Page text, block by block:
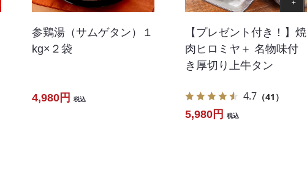
参鶏湯（サムゲタン）１
kg×２袋
4,980円 税込
【プレゼント付き！】焼
肉ヒロミヤ＋ 名物味付
き厚切り上牛タン
4.7 （41）
5,980円 税込